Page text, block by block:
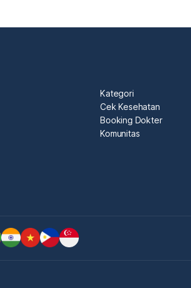
Kategori
Cek Kesehatan
Booking Dokter
Komunitas